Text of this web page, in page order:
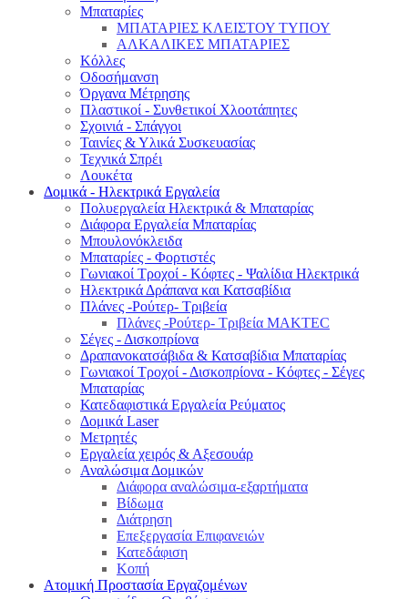
Μπαταρίες
ΜΠΑΤΑΡΙΕΣ ΚΛΕΙΣΤΟΥ ΤΥΠΟΥ
ΑΛΚΑΛΙΚΕΣ ΜΠΑΤΑΡΙΕΣ
Κόλλες
Οδοσήμανση
Όργανα Μέτρησης
Πλαστικοί - Συνθετικοί Χλοοτάπητες
Σχοινιά - Σπάγγοι
Ταινίες & Υλικά Συσκευασίας
Τεχνικά Σπρέι
Λουκέτα
Δομικά - Ηλεκτρικά Εργαλεία
Πολυεργαλεία Ηλεκτρικά & Μπαταρίας
Διάφορα Εργαλεία Μπαταρίας
Μπουλονόκλειδα
Μπαταρίες - Φορτιστές
Γωνιακοί Τροχοί - Κόφτες - Ψαλίδια Ηλεκτρικά
Ηλεκτρικά Δράπανα και Κατσαβίδια
Πλάνες -Ρούτερ- Τριβεία
Πλάνες -Ρούτερ- Τριβεία MAKTEC
Σέγες - Δισκοπρίονα
Δραπανοκατσάβιδα & Κατσαβίδια Μπαταρίας
Γωνιακοί Τροχοί - Δισκοπρίονα - Κόφτες - Σέγες
Μπαταρίας
Κατεδαφιστικά Εργαλεία Ρεύματος
Δομικά Laser
Μετρητές
Εργαλεία χειρός & Αξεσουάρ
Αναλώσιμα Δομικών
Διάφορα αναλώσιμα-εξαρτήματα
Βίδωμα
Διάτρηση
Επεξεργασία Επιφανειών
Κατεδάφιση
Κοπή
Ατομική Προστασία Εργαζομένων